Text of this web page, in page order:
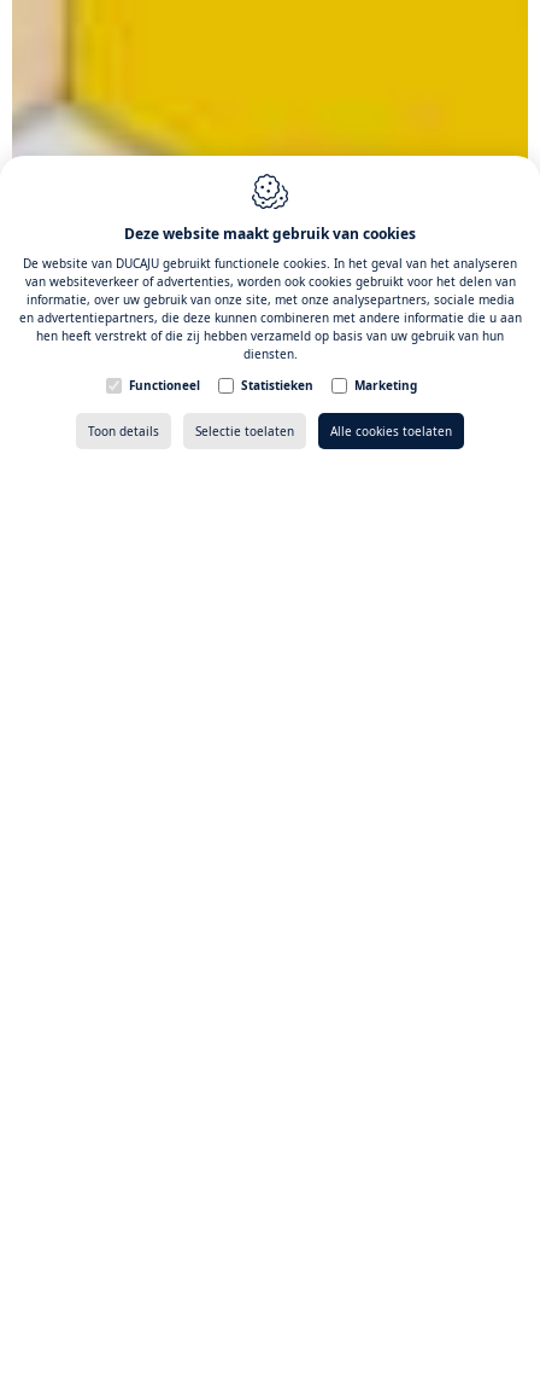
Offerte →
Deze website maakt gebruik van cookies
De website van DUCAJU gebruikt functionele cookies. In het geval van het analyseren
van websiteverkeer of advertenties, worden ook cookies gebruikt voor het delen van
informatie, over uw gebruik van onze site, met onze analysepartners, sociale media
en advertentiepartners, die deze kunnen combineren met andere informatie die u aan
hen heeft verstrekt of die zij hebben verzameld op basis van uw gebruik van hun
diensten.
Functioneel
Statistieken Marketing
Toon details Selectie toelaten Alle cookies toelaten